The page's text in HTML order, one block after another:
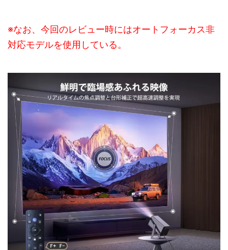
※なお、今回のレビュー時にはオートフォーカス非
対応モデルを使用している。